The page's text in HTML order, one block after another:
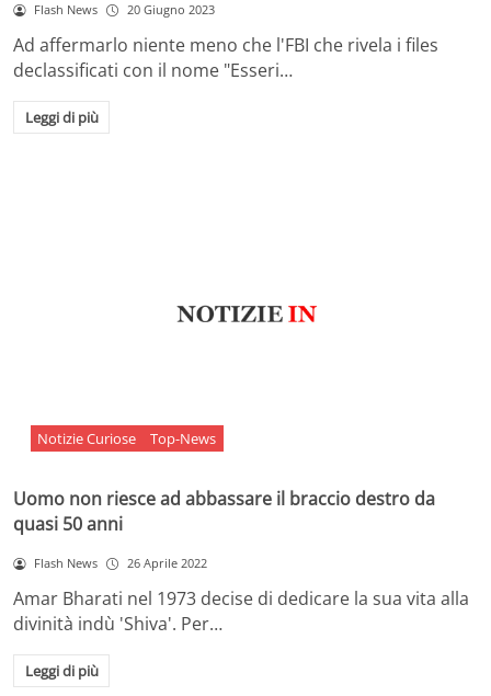
Flash News 20 Giugno 2023
Ad affermarlo niente meno che l'FBI che rivela i files
declassificati con il nome "Esseri…
Leggi di più
Notizie Curiose Top-News
Uomo non riesce ad abbassare il braccio destro da
quasi 50 anni
Flash News 26 Aprile 2022
Amar Bharati nel 1973 decise di dedicare la sua vita alla
divinità indù 'Shiva'. Per…
Leggi di più